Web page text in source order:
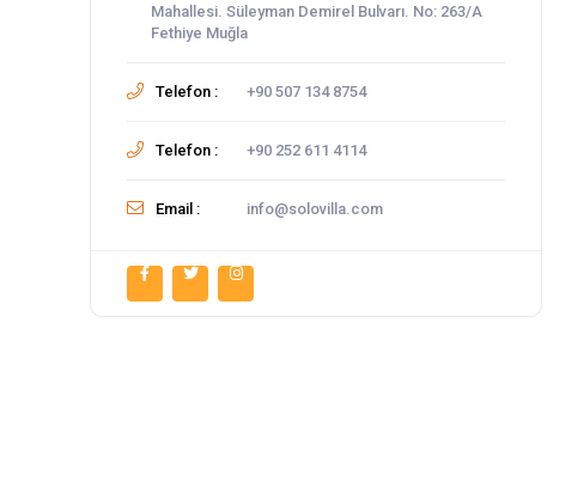
Mahallesi. Süleyman Demirel Bulvarı. No: 263/A
Fethiye Muğla
Telefon : +90 507 134 8754
Telefon : +90 252 611 4114
Email : info@solovilla.com